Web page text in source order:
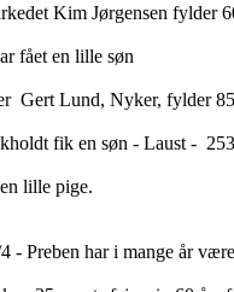
Kim Jørgensen fylder
fået en lille søn
Gert Lund, Nyker, fylder
fik en søn - Laust -
lille pige.
- Preben har i mange år